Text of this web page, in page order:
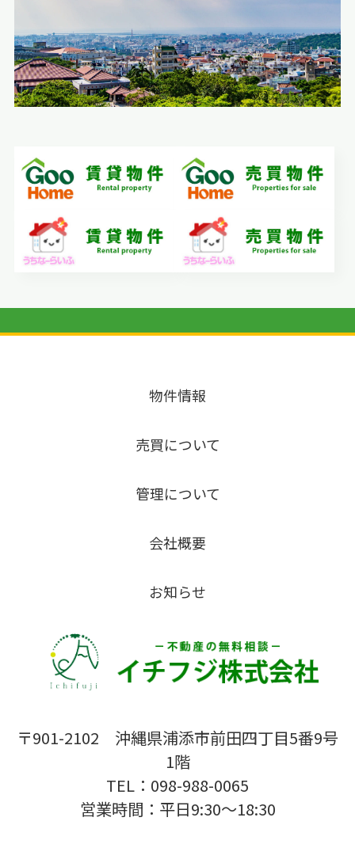
物件情報
売買について
管理について
会社概要
お知らせ
〒901-2102 沖縄県浦添市前田四丁目5番9号
1階
TEL：098-988-0065
営業時間：平日9:30〜18:30